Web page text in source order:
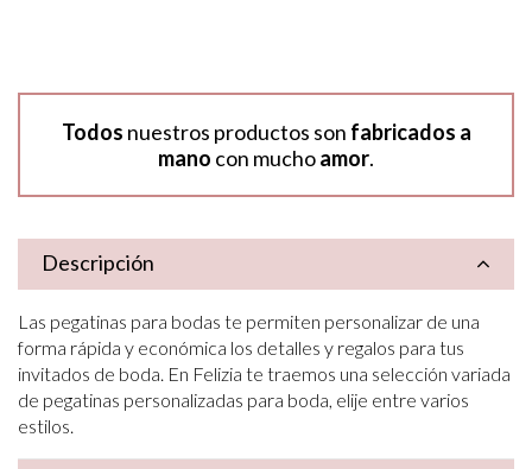
Todos nuestros productos son fabricados a
mano con muchoamor.
Descripción
Las pegatinas para bodas te permiten personalizar de una
forma rápida y económica los detalles y regalos para tus
invitados de boda. En Felizia te traemos una selección variada
de pegatinas personalizadas para boda, elije entre varios
estilos.